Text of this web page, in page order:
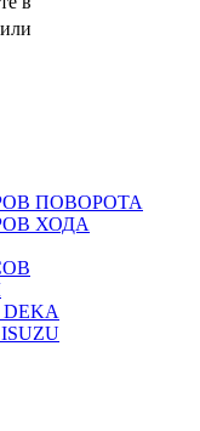
или
ПОВОРОТА
ХОДА